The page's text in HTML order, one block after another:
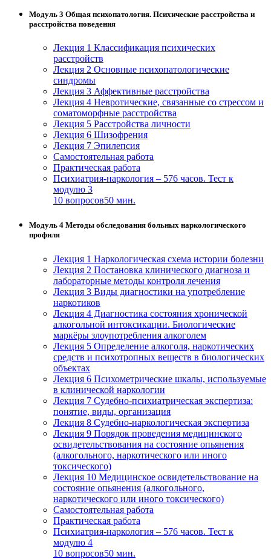
Модуль 3 Общая психопатология. Психические расстройства и
расстройства поведения
Лекция 1 Классификация психических
расстройств
Лекция 2 Основные психопатологические
синдромы
Лекция 3 Аффективные расстройства
Лекция 4 Невротические, связанные со стрессом и
соматоморфные расстройства
Лекция 5 Расстройства личности
Лекция 6 Шизофрения
Лекция 7 Эпилепсия
Самостоятельная работа
Практическая работа
Психиатрия-наркология – 576 часов. Тест к
модулю 3
10 вопросов50 мин.
Модуль 4 Методы обследования больных наркологического
профиля
Лекция 1 Наркологическая схема истории болезни
Лекция 2 Постановка клинического диагноза и
лабораторные методы контроля лечения
Лекция 3 Виды диагностики на употребление
наркотиков
Лекция 4 Диагностика состояния хронической
алкогольной интоксикации. Биологические
маркёры злоупотребления алкоголем
Лекция 5 Определение алкоголя, наркотических
средств и психотропных веществ в биологических
объектах
Лекция 6 Психометрические шкалы, используемые
в клинической наркологии
Лекция 7 Судебно-психиатрическая экспертиза:
понятие, виды, организация
Лекция 8 Судебно-наркологическая экспертиза
Лекция 9 Порядок проведения медицинского
освидетельствования на состояние опьянения
(алкогольного, наркотического или иного
токсического)
Лекция 10 Медицинское освидетельствование на
состояние опьянения (алкогольного,
наркотического или иного токсического)
Самостоятельная работа
Практическая работа
Психиатрия-наркология – 576 часов. Тест к
модулю 4
10 вопросов50 мин.